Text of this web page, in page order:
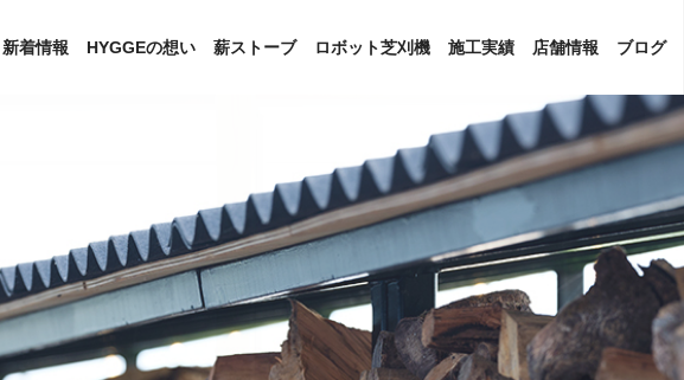
新着情報 HYGGEの想い 薪ストーブ ロボット芝刈機 施工実績 店舗情報 ブログ